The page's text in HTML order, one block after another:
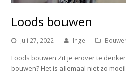
Loods bouwen
juli 27, 2022 Inge
Loods bouwen Zit je erover te
bouwen? Het is allemaal niet zo